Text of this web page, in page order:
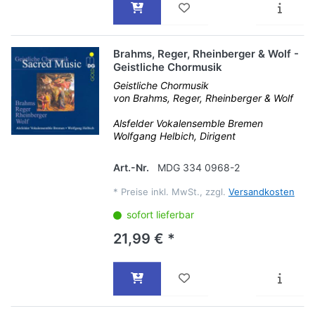
Brahms, Reger, Rheinberger & Wolf -
Geistliche Chormusik
Geistliche Chormusik
von Brahms, Reger, Rheinberger & Wolf
Alsfelder Vokalensemble Bremen
Wolfgang Helbich, Dirigent
Art.-Nr. MDG 334 0968-2
* Preise inkl. MwSt., zzgl. Versandkosten
sofort lieferbar
21,99 € *